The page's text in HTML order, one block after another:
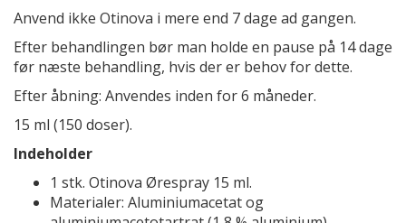
Anvend ikke Otinova i mere end 7 dage ad gangen.
Efter behandlingen bør man holde en pause på 14 dage
før næste behandling, hvis der er behov for dette.
Efter åbning: Anvendes inden for 6 måneder.
15 ml (150 doser).
Indeholder
1 stk. Otinova Ørespray 15 ml.
Materialer: Aluminiumacetat og